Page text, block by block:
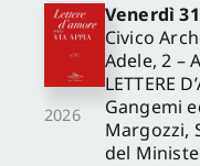
2026
Venerdì
Civico
Adele, 2 –
LETTERE
Gangemi
Margozzi,
del